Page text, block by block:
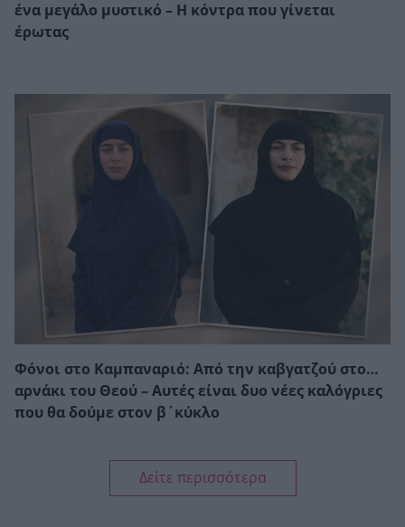
ένα μεγάλο μυστικό – Η κόντρα που γίνεται
έρωτας
Φόνοι στο Καμπαναριό: Από την καβγατζού στο…
αρνάκι του Θεού – Αυτές είναι δυο νέες καλόγριες
που θα δούμε στον β΄κύκλο
Δείτε περισσότερα